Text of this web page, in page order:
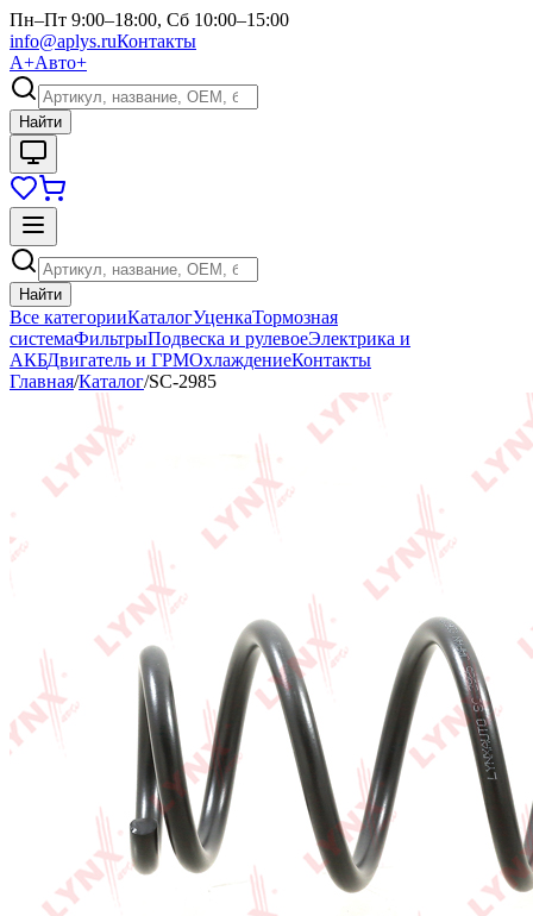
Пн–Пт 9:00–18:00, Сб 10:00–15:00
info@aplys.ruКонтакты
А+Авто+
Найти
Найти
Все категорииКаталогУценкаТормозная
системаФильтрыПодвеска и рулевоеЭлектрика и
АКБДвигатель и ГРМОхлаждениеКонтакты
Главная/Каталог/SC-2985